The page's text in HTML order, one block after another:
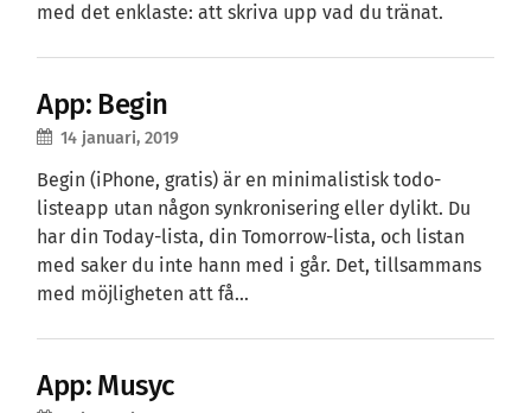
med det enklaste: att skriva upp vad du tränat.
App: Begin
14 januari, 2019
Begin (iPhone, gratis) är en minimalistisk todo-
listeapp utan någon synkronisering eller dylikt. Du
har din Today-lista, din Tomorrow-lista, och listan
med saker du inte hann med i går. Det, tillsammans
med möjligheten att få…
App: Musyc